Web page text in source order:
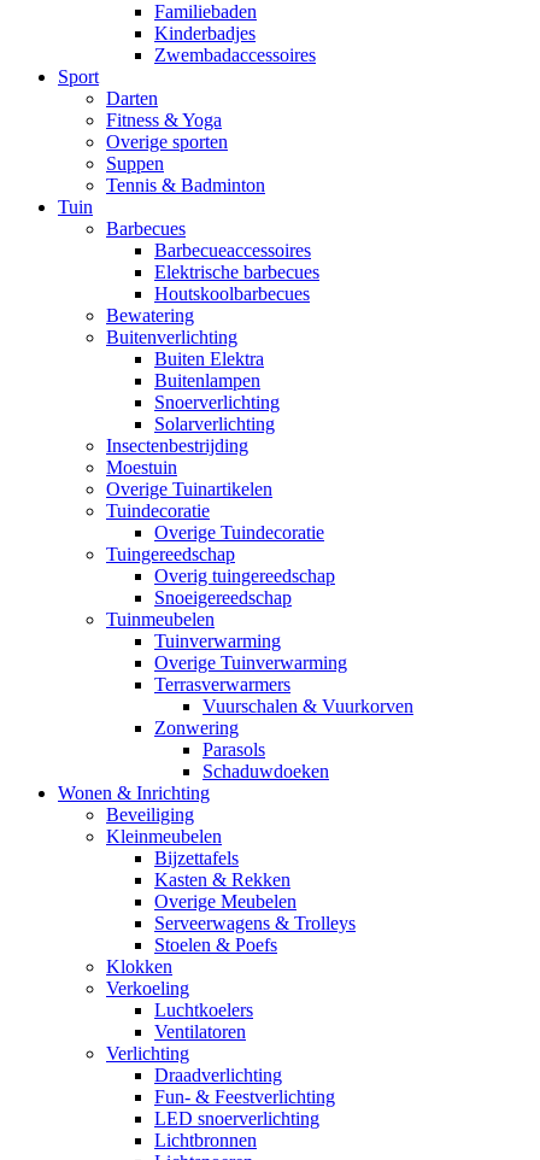
Familiebaden
Kinderbadjes
Zwembadaccessoires
Sport
Darten
Fitness & Yoga
Overige sporten
Suppen
Tennis & Badminton
Tuin
Barbecues
Barbecueaccessoires
Elektrische barbecues
Houtskoolbarbecues
Bewatering
Buitenverlichting
Buiten Elektra
Buitenlampen
Snoerverlichting
Solarverlichting
Insectenbestrijding
Moestuin
Overige Tuinartikelen
Tuindecoratie
Overige Tuindecoratie
Tuingereedschap
Overig tuingereedschap
Snoeigereedschap
Tuinmeubelen
Tuinverwarming
Overige Tuinverwarming
Terrasverwarmers
Vuurschalen & Vuurkorven
Zonwering
Parasols
Schaduwdoeken
Wonen & Inrichting
Beveiliging
Kleinmeubelen
Bijzettafels
Kasten & Rekken
Overige Meubelen
Serveerwagens & Trolleys
Stoelen & Poefs
Klokken
Verkoeling
Luchtkoelers
Ventilatoren
Verlichting
Draadverlichting
Fun- & Feestverlichting
LED snoerverlichting
Lichtbronnen